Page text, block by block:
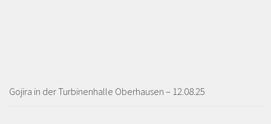
Gojira in der Turbinenhalle Oberhausen – 12.08.25